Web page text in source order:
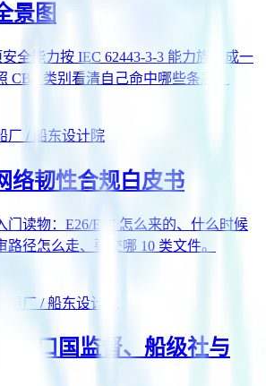
景图
全能力按 IEC 62443-3-3 能力族铺成一
CBS 类别看清自己命中哪些条款。
厂 / 船东设计院
络韧性合规白皮书
门读物：E26/E27 怎么来的、什么时候
路径怎么走、要交哪 10 类文件。
船厂 / 船东设计院
港口国监督、船级社与